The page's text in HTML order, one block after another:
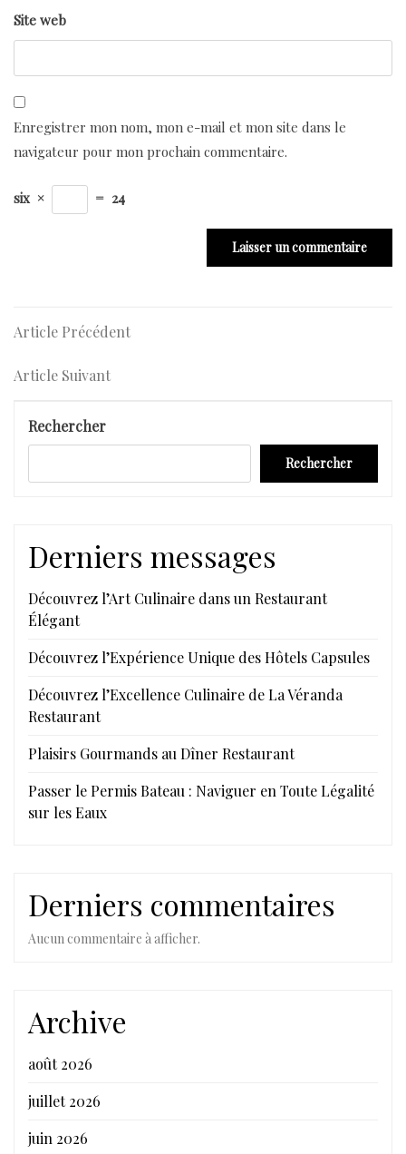
Site web
Enregistrer mon nom, mon e-mail et mon site dans le
navigateur pour mon prochain commentaire.
six × = 24
Navigation
de
Article
Article Précédent
Article
Article Suivant
Rechercher
Rechercher
Derniers messages
Découvrez l’Art Culinaire dans un Restaurant
Élégant
Découvrez l’Expérience Unique des Hôtels Capsules
Découvrez l’Excellence Culinaire de La Véranda
Restaurant
Plaisirs Gourmands au Dîner Restaurant
Passer le Permis Bateau : Naviguer en Toute Légalité
sur les Eaux
Derniers commentaires
Aucun commentaire à afficher.
Archive
août 2026
juillet 2026
juin 2026